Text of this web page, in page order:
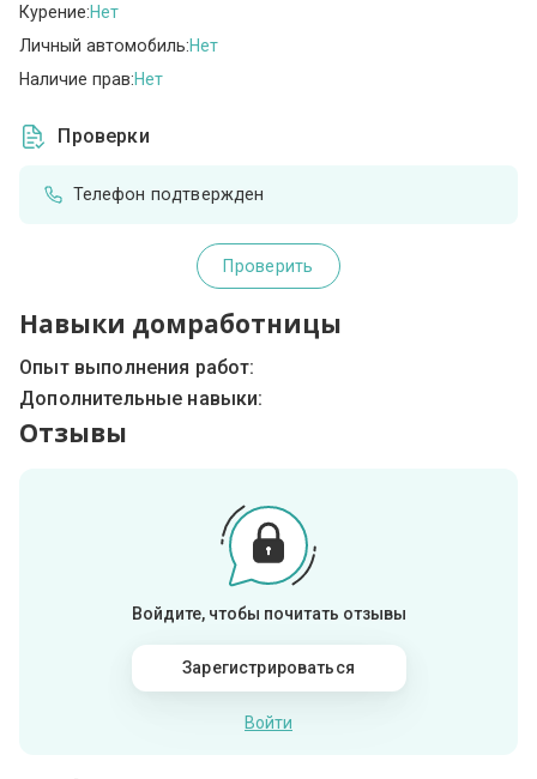
Курение:Нет
Личный автомобиль:Нет
Наличие прав:Нет
Проверки
Телефон подтвержден
Проверить
Навыки домработницы
Опыт выполнения работ:
Дополнительные навыки:
Отзывы
Войдите, чтобы почитать отзывы
Зарегистрироваться
Войти